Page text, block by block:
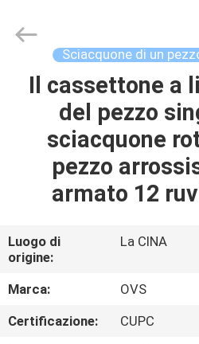
CASA
PRODOTTI
CIRCA
GIRO
DELLA
FABBRICA
supplier.
Copyright
Sciacquone di un
Il cassettone a
del pezzo
sciacquone
pezzo
armato 12
Luogo di
origine:
La CINA
Marca:
OVS
Certificazione:
CUPC